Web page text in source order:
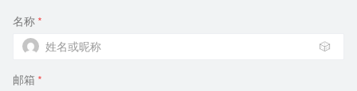
名称 *
🎲
邮箱 *